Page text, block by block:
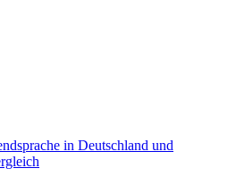
in Deutschland und